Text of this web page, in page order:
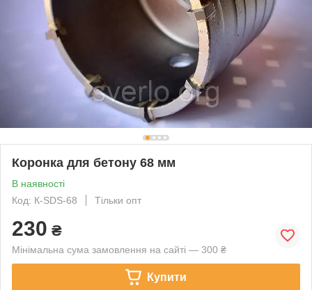
Коронка для бетону 68 мм
В наявності
Код: К-SDS-68
Тільки опт
230 ₴
Мінімальна сума замовлення на сайті — 300 ₴
Купити